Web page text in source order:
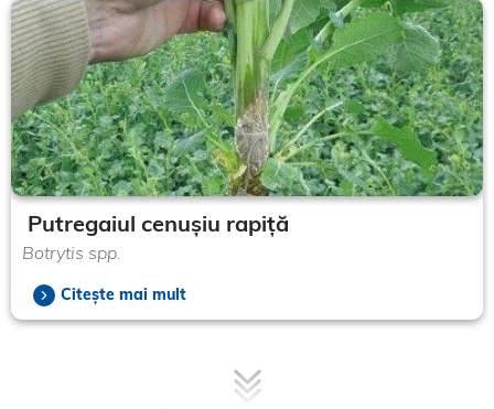
Putregaiul cenușiu rapiță
Botrytis spp.
Citește mai mult